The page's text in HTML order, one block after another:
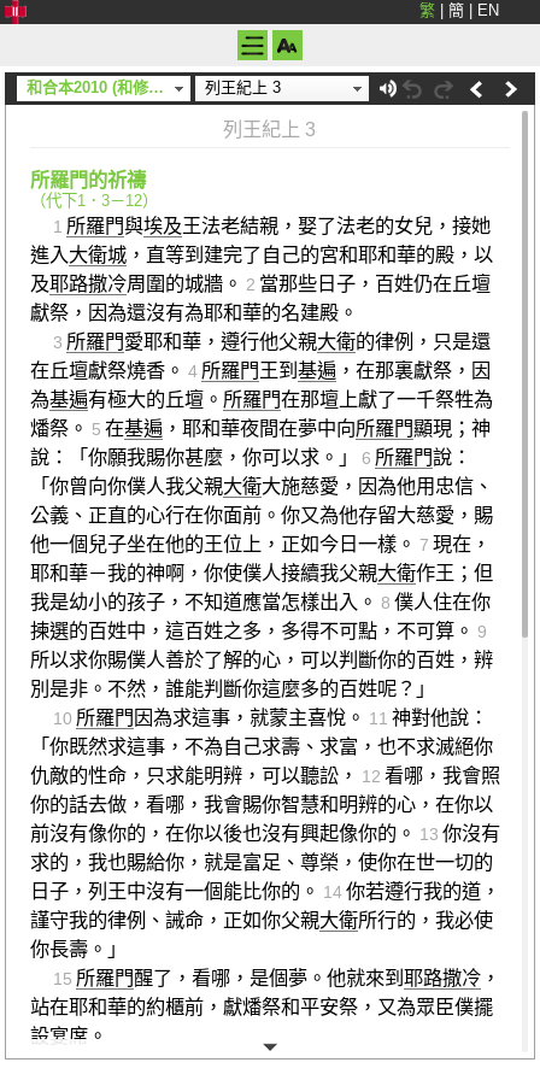
繁 簡 EN
和合本2010 (和修) (神版) 列王紀上 3
列王紀上 3
所羅門的祈禱
（代下1．3－12）
1 所羅門與埃及王法老結親，娶了法老的女兒，接她
進入大衛城 ，直等到建完了自己的宮和耶和華的殿，以
及耶路撒冷周圍的城牆。 2 當那些日子，百姓仍在丘壇
獻祭，因為還沒有為耶和華的名建殿。
3 所羅門愛耶和華，遵行他父親大衛的律例，只是還
在丘壇獻祭燒香。 4 所羅門王到 基遍 ，在那裏獻祭，因
為基遍有極大的丘壇。 所羅門在那壇上獻了一千祭牲為
燔祭。 5 在基遍 ，耶和華夜間在夢中向所羅門顯現；神
說：「你願我賜你甚麼，你可以求。」
6 所羅門說：
「你曾向你僕人我父親大衛大施慈愛，因為他用忠信、
公義、正直的心行在你面前。你又為他存留大慈愛，賜
他一個兒子坐在他的王位上，正如今日一樣。 7 現在，
耶和華－我的神啊，你使僕人接續我父親大衛作王；但
我是幼小的孩子，不知道應當怎樣出入。 8 僕人住在你
揀選的百姓中，這百姓之多，多得不可點，不可算。 9
所以求你賜僕人善於了解的心，可以判斷你的百姓，辨
別是非。不然，誰能判斷你這麼多的百姓呢？」
10 所羅門 因為求這事，就蒙主喜悅。 11 神對他說：
「你既然求這事，不為自己求壽、求富，也不求滅絕你
仇敵的性命，只求能明辨，可以聽訟，
12 看哪，我會照
你的話去做，看哪，我會賜你智慧和明辨的心，在你以
前沒有像你的，在你以後也沒有興起像你的。 13 你沒有
求的，我也賜給你，就是富足、尊榮，使你在世一切的
日子，列王中沒有一個能比你的。 14你若遵行我的道，
謹守我的律例、誡命，正如你父親大衛所行的，我必使
你長壽。」
15 所羅門醒了，看哪，是個夢。他就來到耶路撒冷 ，
站在耶和華的約櫃前，獻燔祭和平安祭，又為眾臣僕擺
設宴席。